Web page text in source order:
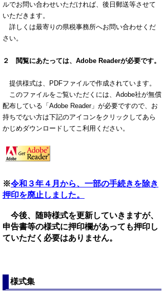
ルでお問い合わせいただければ、後日郵送等させて
いただきます。
詳しくは最寄りの県税事務所へお問い合わせくだ
さい。
２ 閲覧にあたっては、Adobe Readerが必要です。
提供様式は、PDFファイルで作成されています。
このファイルをご覧いただくには、Adobe社が無償
配布している「Adobe Reader」が必要ですので、お
持ちでない方は下記のアイコンをクリックしてあら
かじめダウンロードしてこ利用ください。
※令和３年４月から、一部の手続きを除き
押印を廃止しました。
今後、随時様式を更新していきますが、
申告書等の様式に押印欄があっても押印し
ていただく必要はありません。
様式集